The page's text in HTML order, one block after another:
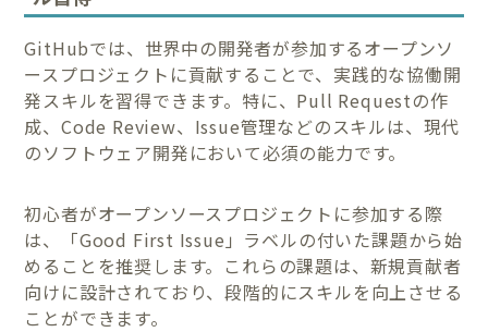
GitHubでは、世界中の開発者が参加するオープンソ
ースプロジェクトに貢献することで、実践的な協働開
発スキルを習得できます。特に、Pull Requestの作
成、Code Review、Issue管理などのスキルは、現代
のソフトウェア開発において必須の能力です。
初心者がオープンソースプロジェクトに参加する際
は、「Good First Issue」ラベルの付いた課題から始
めることを推奨します。これらの課題は、新規貢献者
向けに設計されており、段階的にスキルを向上させる
ことができます。